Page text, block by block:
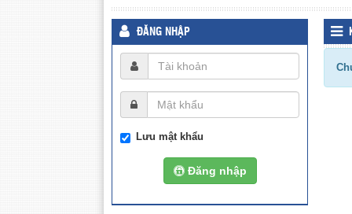
ĐĂNG NHẬP
Lưu mật khẩu
Đăng nhập